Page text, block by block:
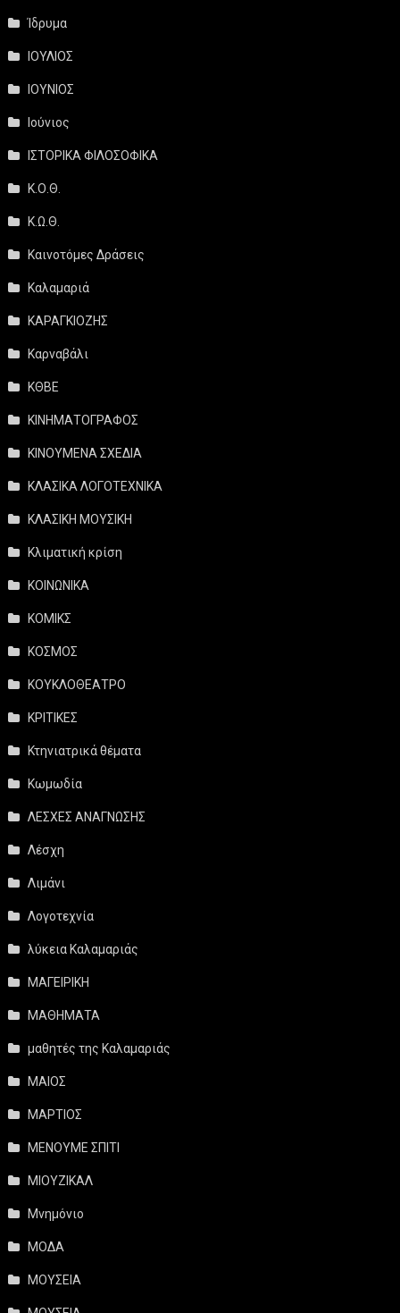
Ίδρυμα
ΙΟΥΛΙΟΣ
ΙΟΥΝΙΟΣ
Ιούνιος
ΙΣΤΟΡΙΚΑ ΦΙΛΟΣΟΦΙΚΑ
Κ.Ο.Θ.
Κ.Ω.Θ.
Καινοτόμες Δράσεις
Καλαμαριά
ΚΑΡΑΓΚΙΟΖΗΣ
Καρναβάλι
ΚΘΒΕ
ΚΙΝΗΜΑΤΟΓΡΑΦΟΣ
ΚΙΝΟΥΜΕΝΑ ΣΧΕΔΙΑ
ΚΛΑΣΙΚΑ ΛΟΓΟΤΕΧΝΙΚΑ
ΚΛΑΣΙΚΗ ΜΟΥΣΙΚΗ
Κλιματική κρίση
ΚΟΙΝΩΝΙΚΑ
ΚΟΜΙΚΣ
ΚΟΣΜΟΣ
ΚΟΥΚΛΟΘΕΑΤΡΟ
ΚΡΙΤΙΚΕΣ
Κτηνιατρικά θέματα
Κωμωδία
ΛΕΣΧΕΣ ΑΝΑΓΝΩΣΗΣ
Λέσχη
Λιμάνι
Λογοτεχνία
λύκεια Καλαμαριάς
ΜΑΓΕΙΡΙΚΗ
ΜΑΘΗΜΑΤΑ
μαθητές της Καλαμαριάς
ΜΑΙΟΣ
ΜΑΡΤΙΟΣ
ΜΕΝΟΥΜΕ ΣΠΙΤΙ
ΜΙΟΥΖΙΚΑΛ
Μνημόνιο
ΜΟΔΑ
ΜΟΥΣΕΙΑ